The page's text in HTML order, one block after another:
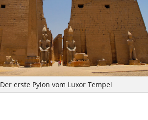
Der erste Pylon vom Luxor Tempel